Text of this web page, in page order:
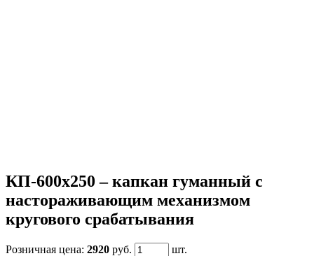
КП-600x250 – капкан гуманный с
настораживающим механизмом
кругового срабатывания
Розничная цена: 2920 руб.
шт.